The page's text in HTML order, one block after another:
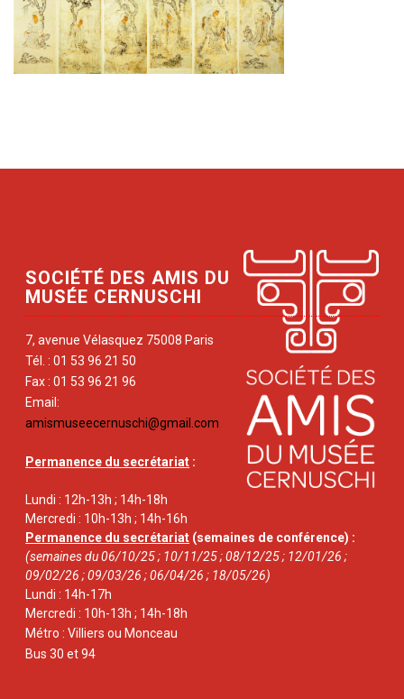
SOCIÉTÉ DES AMIS DU
MUSÉE CERNUSCHI
7, avenue Vélasquez 75008 Paris
Tél. : 01 53 96 21 50
Fax : 01 53 96 21 96
Email:
amismuseecernuschi@gmail.com
Permanence du secrétariat :
Lundi : 12h-13h ; 14h-18h
Mercredi : 10h-13h ; 14h-16h
Permanence du secrétariat (semaines de conférence) :
(semaines du 06/10/25 ; 10/11/25 ; 08/12/25 ; 12/01/26 ;
09/02/26 ; 09/03/26 ; 06/04/26 ; 18/05/26)
Lundi : 14h-17h
Mercredi : 10h-13h ; 14h-18h
Métro : Villiers ou Monceau
Bus 30 et 94